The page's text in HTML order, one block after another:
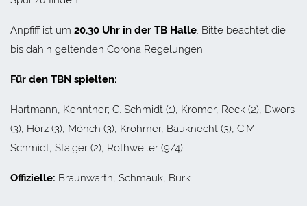
Anpfiff ist um 20.30 Uhr in der TB Halle . Bitte beachtet die
bis dahin geltenden Corona Regelungen.
Für den TBN spielten:
Hartmann, Kenntner; C. Schmidt (1), Kromer, Reck (2), Dwors
(3), Hörz (3), Mönch (3), Krohmer, Bauknecht (3), C.M.
Schmidt, Staiger (2), Rothweiler (9/4)
Offizielle: Braunwarth, Schmauk, Burk